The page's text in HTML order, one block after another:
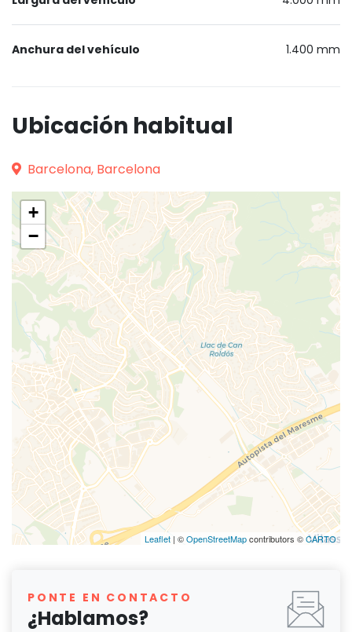
Anchura del vehículo 1.400 mm
Ubicación habitual
Barcelona, Barcelona
+
−
Leaflet | ©OpenStreetMapcontributors ©CARTO
PONTE EN CONTACTO
¿Hablamos?